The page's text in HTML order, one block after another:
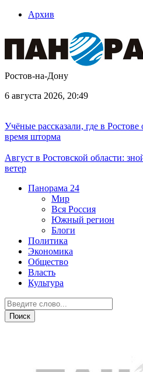
Архив
Ростов-на-Дону
6 августа 2026, 20:49
Учёные рассказали, где в Ростове
время шторма
Август в Ростовской области:
ветер
Панорама 24
Мир
Вся Россия
Южный регион
Блоги
Политика
Экономика
Общество
Власть
Культура